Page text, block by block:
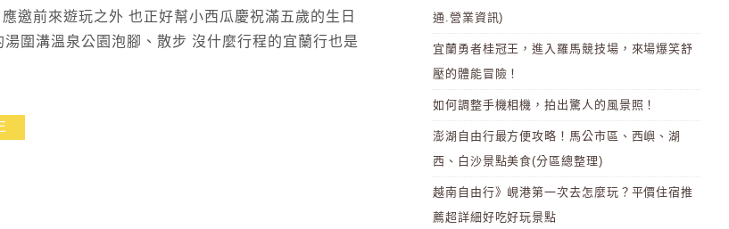
邀前來遊玩之外 也正好幫小西瓜慶祝滿五歲的生日
圍溝溫泉公園泡腳、散步 沒什麼行程的宜蘭行也是
通.營業資訊)
宜蘭勇者桂冠王，進入羅馬競技場，來場爆笑舒
壓的體能冒險！
如何調整手機相機，拍出驚人的風景照！
澎湖自由行最方便攻略！馬公市區、西嶼、湖
西、白沙景點美食(分區總整理)
越南自由行》峴港第一次去怎麼玩？平價住宿推
薦超詳細好吃好玩景點